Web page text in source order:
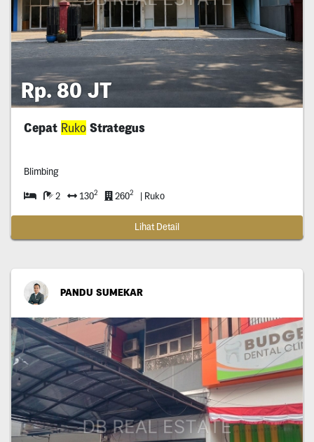
Rp. 80 JT
Cepat RukoStrategus
Blimbing
2 1302 2602 | Ruko
Lihat Detail
PANDU SUMEKAR